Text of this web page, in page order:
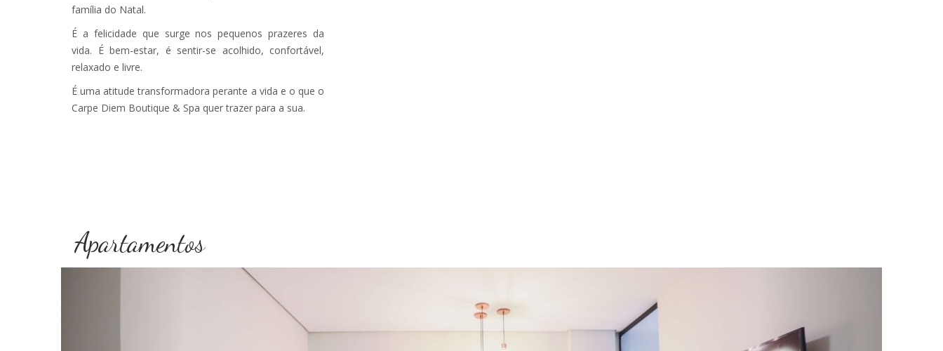
família do Natal.
É a felicidade que surge nos pequenos prazeres da
vida. É bem-estar, é sentir-se acolhido, confortável,
relaxado e livre.
É uma atitude transformadora perante a vida e o que o
Carpe Diem Boutique & Spa quer trazer para a sua.
Apartamentos